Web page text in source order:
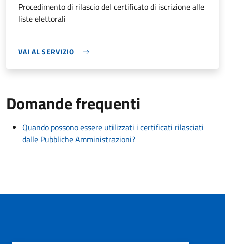
Procedimento di rilascio del certificato di iscrizione alle
liste elettorali
VAI AL SERVIZIO
Domande frequenti
Quando possono essere utilizzati i certificati rilasciati
dalle Pubbliche Amministrazioni?